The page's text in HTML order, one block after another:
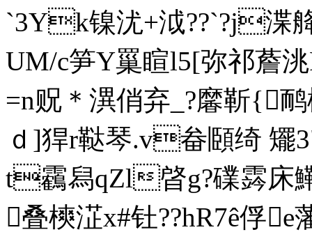
`3Yk镍沋+泧??` ?j渫舽
UM/c笋Y罺睻l5[弥祁薝
=n贶＊潩俏弃_?黁靳{
ｄ]猂r鞑琴.v畚頥绮 矲
t靏舄qZl晵g?礏霠床
叠樉淽x#钍??hR7ê俘